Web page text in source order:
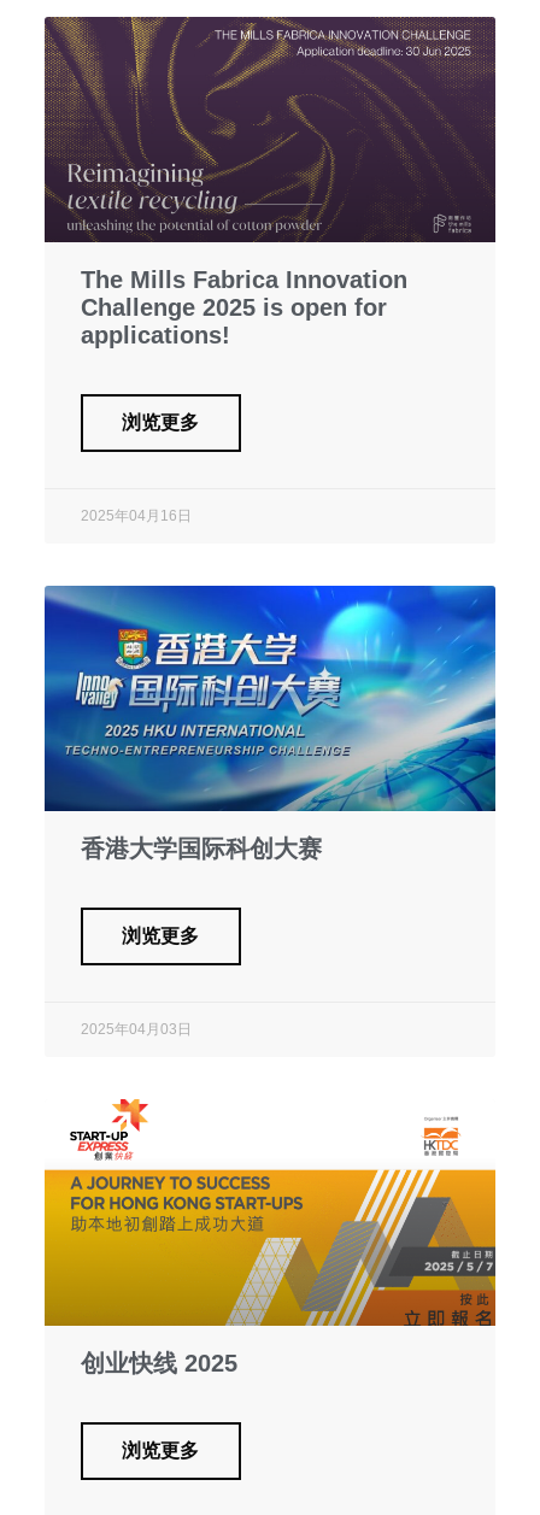
The Mills Fabrica Innovation
Challenge 2025 is open for
applications!
浏览更多
2025年04月16日
香港大学国际科创大赛
浏览更多
2025年04月03日
创业快线 2025
浏览更多